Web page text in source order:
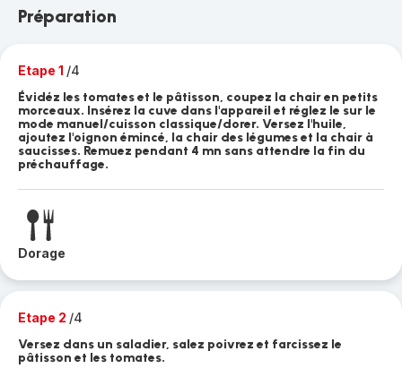
Préparation
Etape 1 /4
Évidéz les tomates et le pâtisson, coupez la chair en petits
morceaux. Insérez la cuve dans l'appareil et réglez le sur le
mode manuel/cuisson classique/dorer. Versez l'huile,
ajoutez l'oignon émincé, la chair des légumes et la chair à
saucisses. Remuez pendant 4 mn sans attendre la fin du
préchauffage.
Dorage
Etape 2 /4
Versez dans un saladier, salez poivrez et farcissez le
pâtisson et les tomates.